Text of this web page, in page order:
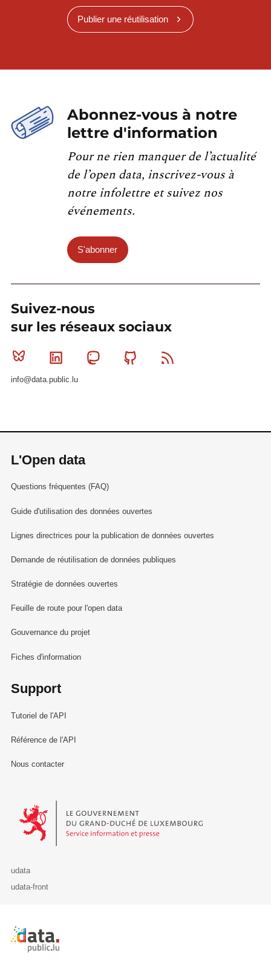
Publier une réutilisation
Abonnez-vous à notre
lettre d'information
Pour ne rien manquer de l’actualité
de l’open data, inscrivez-vous à
notre infolettre et suivez nos
événements.
S'abonner
Suivez-nous
sur les réseaux sociaux
Bluesky Linkedin MastodonGithub
info@data.public.lu
L'Open data
Questions fréquentes (FAQ)
Guide d'utilisation des données ouvertes
Lignes directrices pour la publication de données ouvertes
Demande de réutilisation de données publiques
Stratégie de données ouvertes
Feuille de route pour l'open data
Gouvernance du projet
Fiches d'information
Support
Tutoriel de l'API
Référence de l'API
Nous contacter
Le Gouvernement du Grand-Duché de Luxembourg - Service
udata
udata-front
Retour à l'accueil de data.public.lu